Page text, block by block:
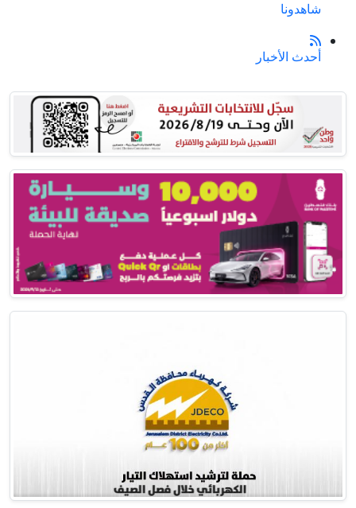
شاهدونا
أحدث الأخبار